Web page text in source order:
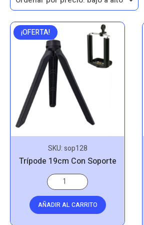
¡OFERTA!
SKU:sop128
Trípode 19cm Con Soporte
AÑADIR AL CARRITO